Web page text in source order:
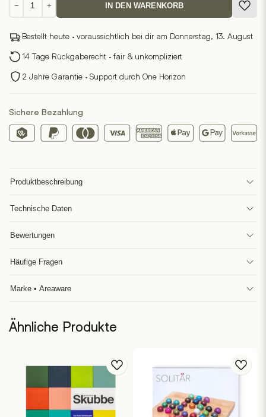
−
Medium
Menge
+ IN DEN WARENKORB
Bestellt heute · voraussichtlich bei dir am Donnerstag, 13. August
14 Tage Rückgaberecht · fair & unkompliziert
2 Jahre Garantie · Support durch One Horizon
Sichere Bezahlung
Produktbeschreibung
Technische Daten
Bewertungen
Häufige Fragen
Marke • Areaware
Ähnliche Produkte